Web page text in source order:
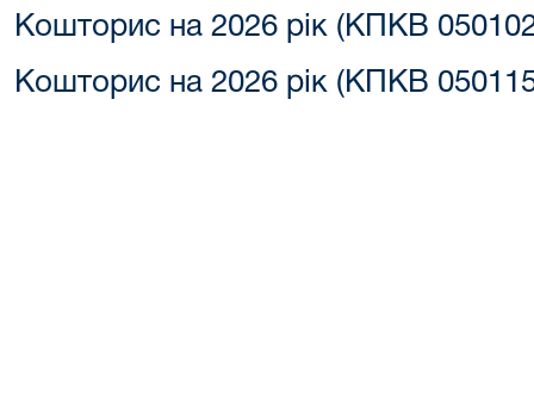
Кошторис на 2026 рік (КПКВ
Кошторис на 2026 рік (КПКВ